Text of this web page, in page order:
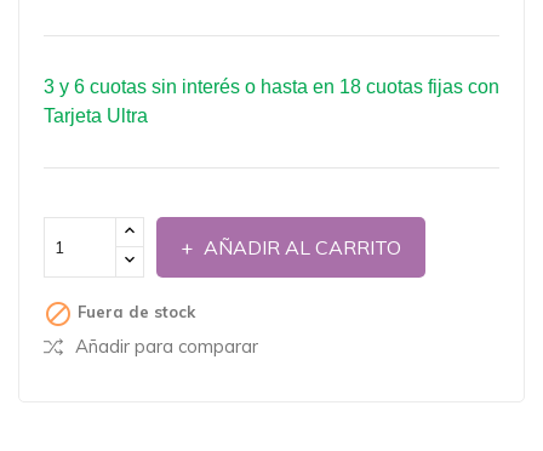
3 y 6 cuotas sin interés o hasta en 18 cuotas fijas con
Tarjeta Ultra
AÑADIR AL CARRITO
 Fuera de stock
Añadir para comparar